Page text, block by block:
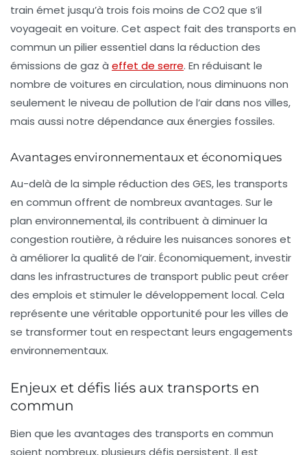
train émet jusqu’à trois fois moins de CO2que s’il
voyageait en voiture. Cet aspect fait des transports en
commun un pilier essentiel dans la réduction des
émissions de gaz à effet de serre. En réduisant le
nombre de voitures en circulation, nous diminuons non
seulement le niveau de pollution de l’air dans nos villes,
mais aussi notre dépendance aux énergies fossiles.
Avantages environnementaux et économiques
Au-delà de la simple réduction des GES, les transports
en commun offrent de nombreux avantages. Sur le
plan environnemental, ils contribuent à diminuer la
congestion routière, à réduire les nuisances sonores et
à améliorer la qualité de l’air. Économiquement, investir
dans les infrastructures de transport public peut créer
des emplois et stimuler le développement local. Cela
représente une véritable opportunité pour les villes de
se transformer tout en respectant leurs engagements
environnementaux.
Enjeux et défis liés aux transports en
commun
Bien que les avantages des transports en commun
soient nombreux, plusieurs défis persistent. Il est